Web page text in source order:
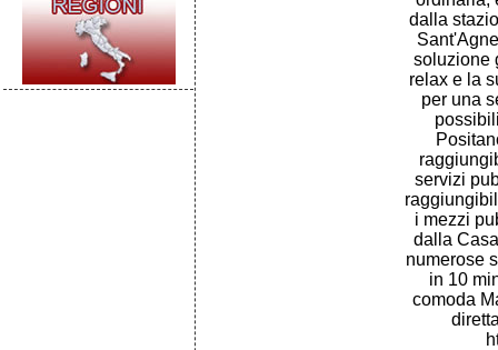
dalla
soluzione
relax e la
per una
servizi
i mezzi
dalla
numerose
in 10
comoda